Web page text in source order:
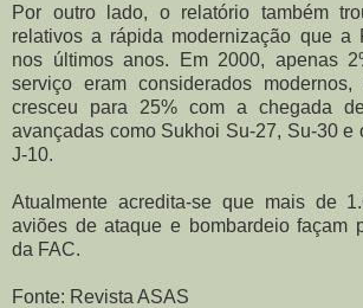
Por outro lado, o relatório também
relativos a rápida modernização que a
nos últimos anos. Em 2000, apenas
serviço eram considerados
cresceu para 25% com a chegada
avançadas como Sukhoi Su-27, Su-30 e
J-10.
Atualmente acredita-se que mais de
aviões de ataque e bombardeio façam
da FAC.
Fonte: Revista ASAS